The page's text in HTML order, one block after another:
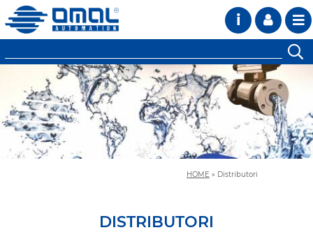
i
HOME » Distributori
DISTRIBUTORI